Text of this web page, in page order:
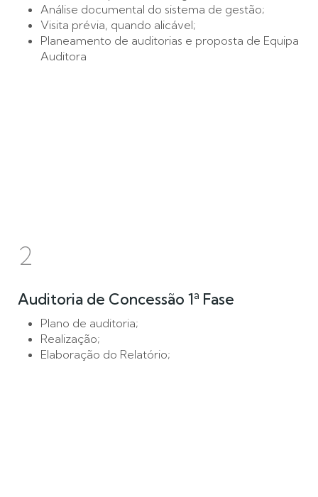
Análise documental do sistema de gestão;
Visita prévia, quando alicável;
Planeamento de auditorias e proposta de Equipa
Auditora
2
Auditoria de Concessão 1ª Fase
Plano de auditoria;
Realização;
Elaboração do Relatório;